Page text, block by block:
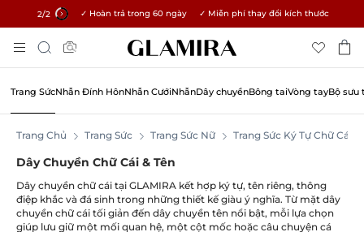
2/2 15% cho tất cả đơn hàng →
✓ Hoàn trả trong 60 ngày ✓ Miễn phí thay đổi kích thước
Đến
Nội
Tìm
Trang SứcNhẫn Đính HônNhẫn CướiNhẫnDây chuyềnBông taiVòng tayBộ sưu
Trang Chủ Trang Sức Trang Sức Nữ Trang Sức Ký Tự Chữ Cái
Dây Chuyền Chữ Cái & Tên
Dây chuyền chữ cái tại GLAMIRA kết hợp ký tự, tên riêng, thông
điệp khắc và đá sinh trong những thiết kế giàu ý nghĩa. Từ mặt dây
chuyền chữ cái tối giản đến dây chuyền tên nổi bật, mỗi lựa chọn
giúp lưu giữ một mối quan hệ, một cột mốc hoặc câu chuyện cá